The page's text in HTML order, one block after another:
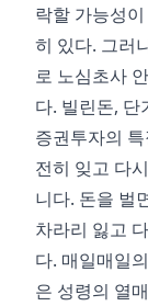
락할 가능성
히 있다. 그러
로 노심초사
다. 빌린돈, 단
증권투자의
전히 잊고 다
니다. 돈을 벌
차라리 잃고
다. 매일매일
은 성령의 열